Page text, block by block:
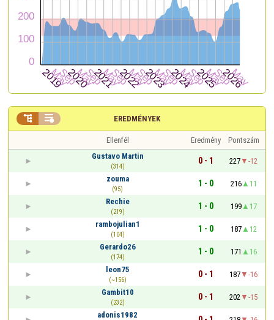
EREDMÉNYEK
 
Ellenfél Eredmény
Pontszám
Gustavo Martin
(314)
0 - 1 227
-12
zouma
(95)
1 - 0 216
11
Rechie
(219)
1 - 0 199
17
rambojulian1
(104)
1 - 0 187
12
Gerardo26
(174)
1 - 0 171
16
leon75
(~156)
0 - 1 187
-16
Gambit10
(232)
0 - 1 202
-15
adonis1982